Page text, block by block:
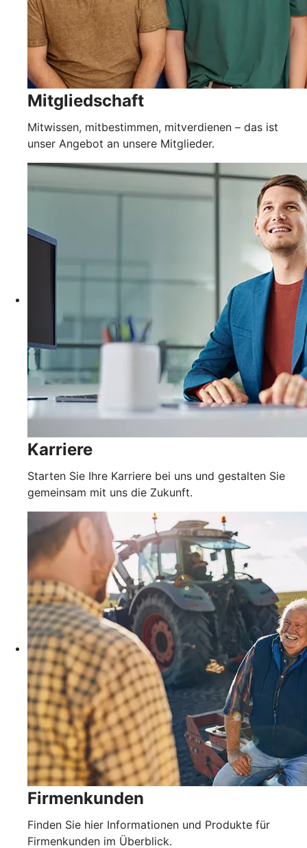
Mitgliedschaft
Mitwissen, mitbestimmen, mitverdienen – das ist
unser Angebot an unsere Mitglieder.
Karriere
Starten Sie Ihre Karriere bei uns und gestalten Sie
gemeinsam mit uns die Zukunft.
Firmenkunden
Finden Sie hier Informationen und Produkte für
Firmenkunden im Überblick.